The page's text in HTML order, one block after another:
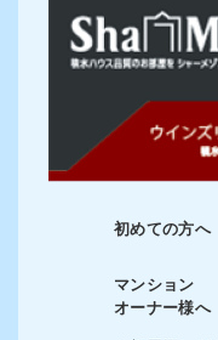
初めての方へ
マンション
オーナー様へ